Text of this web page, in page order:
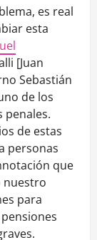
es real
esta
[Juan
Sebastián
de los
penales.
de estas
personas
que
nuestro
para